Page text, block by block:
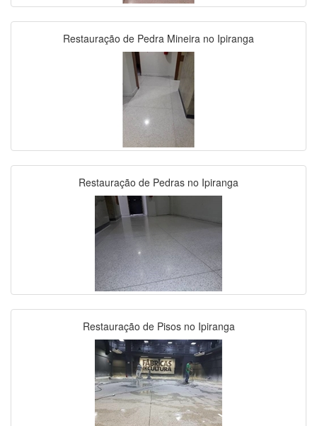
Restauração de Pedra Mineira no Ipiranga
Restauração de Pedras no Ipiranga
Restauração de Pisos no Ipiranga